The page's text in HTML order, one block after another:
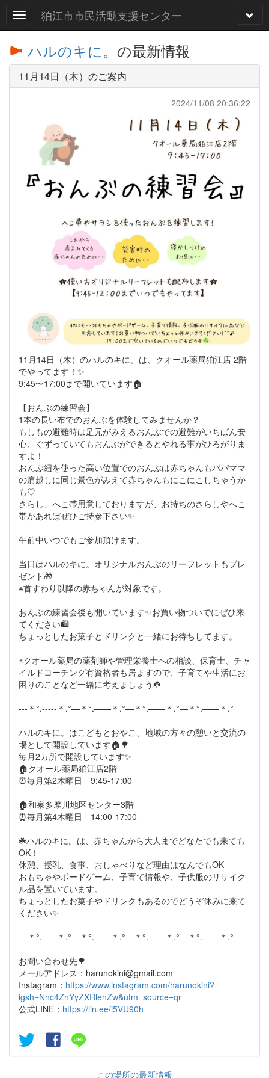
狛江市市民活動支援センター
ハルのキに。 の最新情報
11月14日（木）のご案内
2024/11/08 20:36:22
11月14日（木）のハルのキに。は、クオール薬局狛江店 2階
でやってます！✨
9:45〜17:00まで開いています🏠
【おんぶの練習会】
1本の長い布でのおんぶを体験してみませんか？
もしもの避難時は足元がみえるおんぶでの避難がいちばん安
心、ぐずっていてもおんぶができるとやれる事がひろがりま
すよ！
おんぶ紐を使った高い位置でのおんぶは赤ちゃんもパパママ
の肩越しに同じ景色がみえて赤ちゃんもにこにこしちゃうか
も♡
さらし、へこ帯用意しておりますが、お持ちのさらしやへこ
帯があればぜひご持参下さい✨️
午前中いつでもご参加頂けます。
当日はハルのキに。オリジナルおんぶのリーフレットもプレ
ゼント🎁
※首すわり以降の赤ちゃんが対象です。
おんぶの練習会後も開いています✨お買い物ついでにぜひ来
てください🛍️
ちょっとしたお菓子とドリンクと一緒にお待ちしてます。
⭐︎クオール薬局の薬剤師や管理栄養士への相談、保育士、チャ
イルドコーチング有資格者も居ますので、子育てや生活にお
困りのことなど一緒に考えましょう☘️
---＊°.-----＊.°—＊°.——＊.°—＊°.——＊.°—＊°.——＊.°
ハルのキに。はこどもとおやこ、地域の方々の憩いと交流の
場として開設しています🏠🌳
毎月2カ所で開設しています✨
🏠クオール薬局狛江店2階
⏰毎月第2木曜日 9:45-17:00
🏠和泉多摩川地区センター3階
⏰毎月第4木曜日 14:00-17:00
☘️ハルのキに。は、赤ちゃんから大人までどなたでも来ても
OK！
休憩、授乳、食事、おしゃべりなど理由はなんでもOK
おもちゃやボードゲーム、子育て情報や、子供服のリサイク
ル品を置いています。
ちょっとしたお菓子やドリンクもあるのでどうぞ休みに来て
ください✨
---＊°.-----＊.°—＊°.——＊.°—＊°.——＊.°—＊°.——＊.°
お問い合わせ先🌳
メールアドレス：harunokini@gmail.com
Instagram： https://www.instagram.com/harunokini?
igsh=Nnc4ZnYyZXRlenZw&utm_source=qr
公式LINE： https://lin.ee/i5VU90h
この場所の最新情報